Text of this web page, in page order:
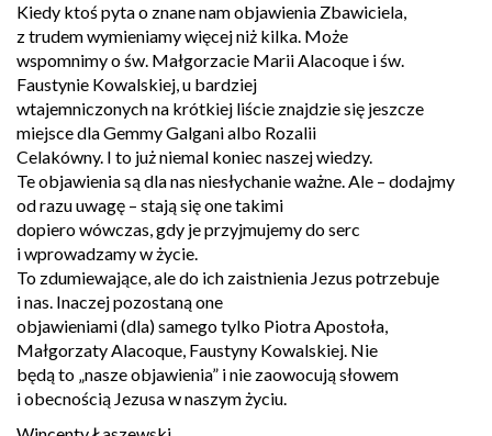
Kiedy ktoś pyta o znane nam objawienia Zbawiciela,
z trudem wymieniamy więcej niż kilka. Może
wspomnimy o św. Małgorzacie Marii Alacoque i św.
Faustynie Kowalskiej, u bardziej
wtajemniczonych na krótkiej liście znajdzie się jeszcze
miejsce dla Gemmy Galgani albo Rozalii
Celakówny. I to już niemal koniec naszej wiedzy.
Te objawienia są dla nas niesłychanie ważne. Ale – dodajmy
od razu uwagę – stają się one takimi
dopiero wówczas, gdy je przyjmujemy do serc
i wprowadzamy w życie.
To zdumiewające, ale do ich zaistnienia Jezus potrzebuje
i nas. Inaczej pozostaną one
objawieniami (dla) samego tylko Piotra Apostoła,
Małgorzaty Alacoque, Faustyny Kowalskiej. Nie
będą to „nasze objawienia” i nie zaowocują słowem
i obecnością Jezusa w naszym życiu.